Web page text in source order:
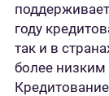
году
так и в
более